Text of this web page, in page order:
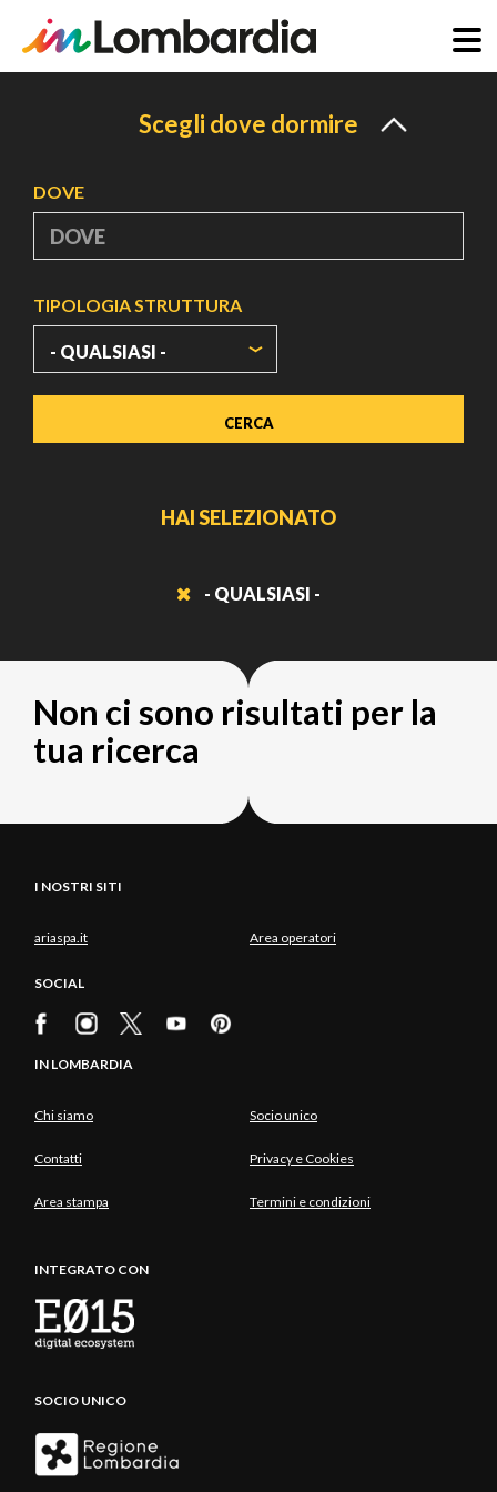
Scegli dove dormire
DOVE
TIPOLOGIA STRUTTURA
HAI SELEZIONATO
- QUALSIASI -
Non ci sono risultati per la
tua ricerca
I NOSTRI SITI
ariaspa.it Area operatori
SOCIAL
IN LOMBARDIA
Chi siamo Socio unico
Contatti Privacy e Cookies
Area stampa Termini e condizioni
INTEGRATO CON
SOCIO UNICO